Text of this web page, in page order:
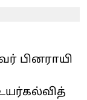
பினராயி